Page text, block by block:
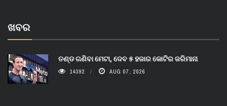
ଖବର
ତଣ୍ଡ ଗଣିବା ମେଟା, ଦେବ ୫ ହଜାର କୋଟିର ଜରିମାନା
14392 AUG 07, 2026